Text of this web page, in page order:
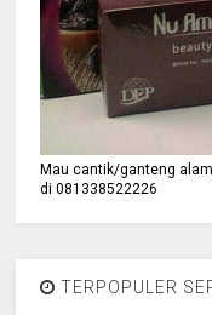
Mau cantik/ganteng
di 081338522226
TERPOPULER